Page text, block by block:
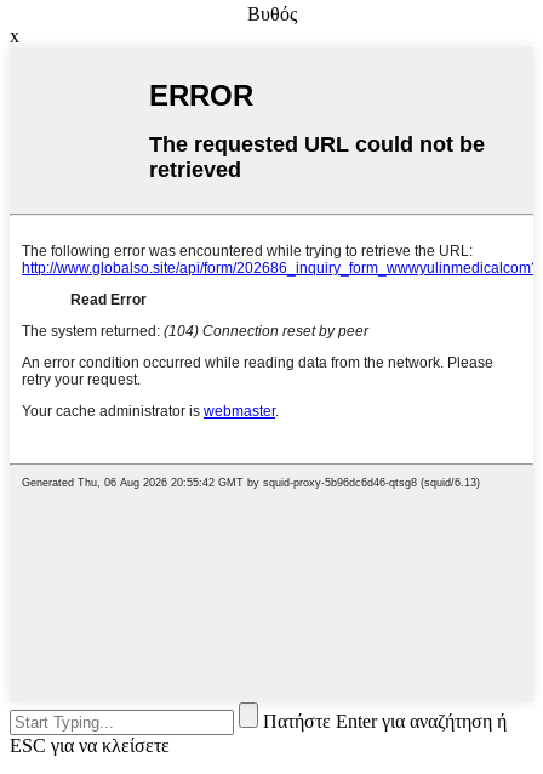
Βυθός
x
Πατήστε Enter για αναζήτηση ή
ESC για να κλείσετε